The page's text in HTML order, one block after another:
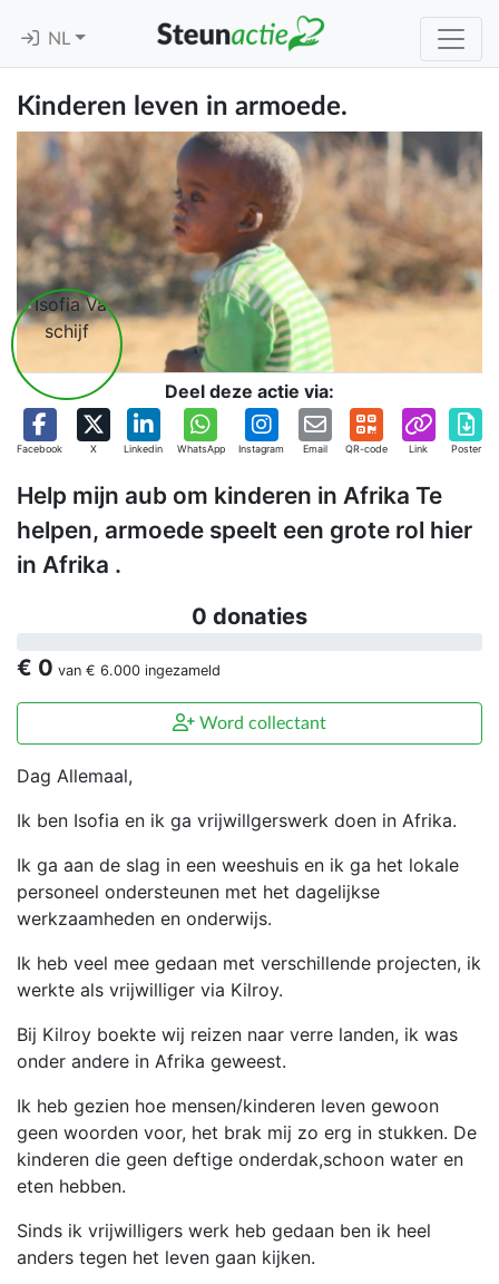
NL
Kinderen leven in armoede.
Deel deze actie via:
Facebook X Linkedin WhatsApp Instagram Email QR-code Link Poster
Help mijn aub om kinderen in Afrika Te
helpen, armoede speelt een grote rol hier
in Afrika .
0 donaties
€ 0 van € 6.000 ingezameld
Word collectant
Dag Allemaal,
Ik ben Isofia en ik ga vrijwillgerswerk doen in Afrika.
Ik ga aan de slag in een weeshuis en ik ga het lokale
personeel ondersteunen met het dagelijkse
werkzaamheden en onderwijs.
Ik heb veel mee gedaan met verschillende projecten, ik
werkte als vrijwilliger via Kilroy.
Bij Kilroy boekte wij reizen naar verre landen, ik was
onder andere in Afrika geweest.
Ik heb gezien hoe mensen/kinderen leven gewoon
geen woorden voor, het brak mij zo erg in stukken. De
kinderen die geen deftige onderdak,schoon water en
eten hebben.
Sinds ik vrijwilligers werk heb gedaan ben ik heel
anders tegen het leven gaan kijken.